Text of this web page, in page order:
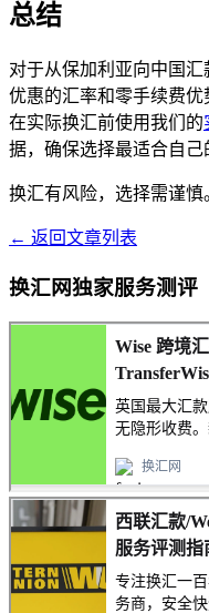
总结
对于从保加利亚向中国
优惠的汇率和零手续费
在实际换汇前使用我们的
据，确保选择最适合自己
换汇有风险，选择需谨慎
← 返回文章列表
换汇网独家服务测评